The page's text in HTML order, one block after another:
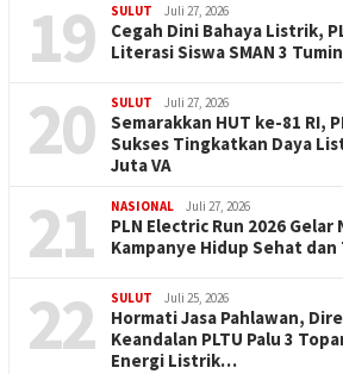
19 SULUT Juli 27, 2026
Cegah Dini Bahaya Listrik,
Literasi Siswa SMAN 3
20 SULUT Juli 27, 2026
Semarakkan HUT ke-81 RI,
Sukses Tingkatkan Daya
Juta VA
21 NASIONAL Juli 27, 2026
PLN Electric Run 2026
Kampanye Hidup Sehat
22 SULUT Juli 25, 2026
Hormati Jasa Pahlawan,
Keandalan PLTU Palu 3
Energi Listrik…